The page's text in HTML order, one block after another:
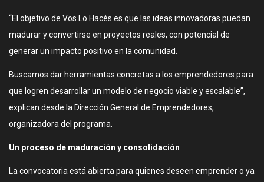
“El objetivo de Vos Lo Hacés es que las ideas innovadoras puedan
madurar y convertirse en proyectos reales, con potencial de
generar un impacto positivo en la comunidad.
Buscamos dar herramientas concretas a los emprendedores para
que logren desarrollar un modelo de negocio viable y escalable”,
explican desde la Dirección General de Emprendedores,
organizadora del programa.
Un proceso de maduración y consolidación
La convocatoria está abierta para quienes deseen emprender o ya